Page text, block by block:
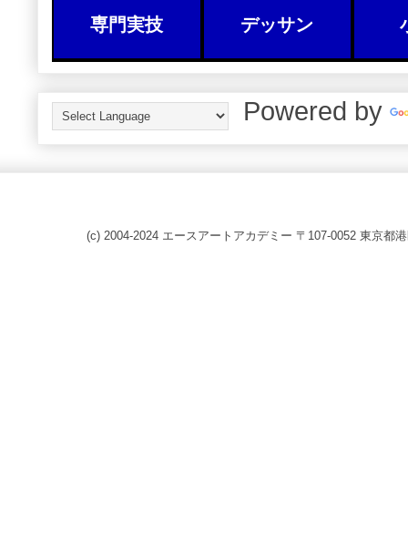
専門実技 デッサン
Powered by
(c) 2004-2024 エースアートアカデミー 〒107-0052 東京都